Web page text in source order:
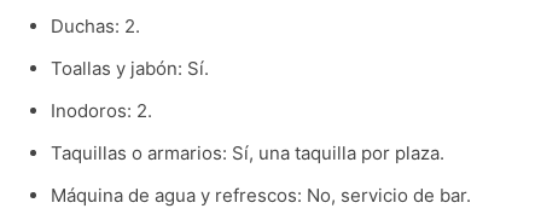
Duchas: 2.
Toallas y jabón: Sí.
Inodoros: 2.
Taquillas o armarios: Sí, una taquilla por plaza.
Máquina de agua y refrescos: No, servicio de bar.